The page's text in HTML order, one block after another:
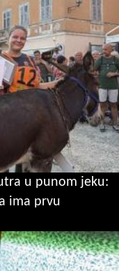
u punom jeku:
ima prvu